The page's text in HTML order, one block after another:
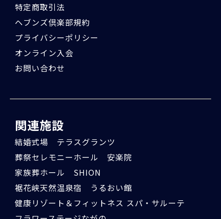
特定商取引法
ヘブンズ倶楽部規約
プライバシーポリシー
オンライン入会
お問い合わせ
関連施設
結婚式場 テラスグランツ
葬祭セレモニーホール 安楽院
家族葬ホール SHION
裾花峡天然温泉宿 うるおい館
健康リゾート＆フィットネス スパ・サルーテ